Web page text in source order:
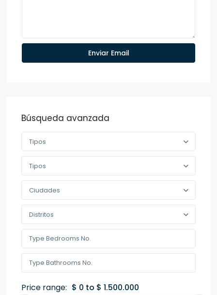
Búsqueda avanzada
Tipos
Tipos
Ciudades
Distritos
Price range: $ 0 to $ 1.500.000